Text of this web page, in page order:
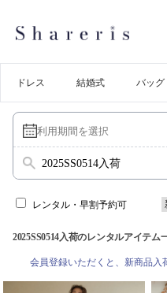
ドレス 結婚式 バッグ
2025SS0514入荷
レンタル・早割予約可
2025SS0514入荷のレンタルアイテム
会員登録いただくと、新商品入